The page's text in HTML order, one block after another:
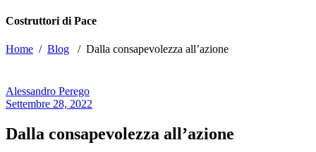
Costruttori di Pace
Home / Blog / Dalla consapevolezza all’azione
Alessandro Perego
Settembre 28, 2022
Dalla consapevolezza all’azione